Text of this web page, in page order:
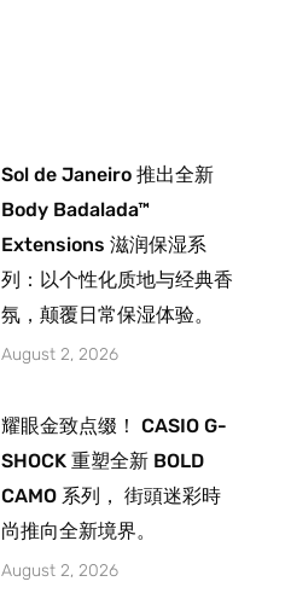
Sol de Janeiro 推出全新
Body Badalada™
Extensions 滋润保湿系
列：以个性化质地与经典香
氛，颠覆日常保湿体验。
August 2, 2026
耀眼金致点缀！ CASIO G-
SHOCK 重塑全新 BOLD
CAMO 系列， 街頭迷彩時
尚推向全新境界。
August 2, 2026